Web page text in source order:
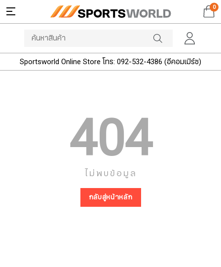
0
Sportsworld Online Store โทร: 092-532-4386 (อีคอมเมิร์ซ)
404
ไม่พบข้อมูล
กลับสู่หน้าหลัก